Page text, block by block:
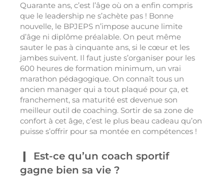
Quarante ans, c’est l’âge où on a enfin compris
que le leadership ne s’achète pas ! Bonne
nouvelle, le BPJEPS n’impose aucune limite
d’âge ni diplôme préalable. On peut même
sauter le pas à cinquante ans, si le cœur et les
jambes suivent. Il faut juste s’organiser pour les
600 heures de formation minimum, un vrai
marathon pédagogique. On connaît tous un
ancien manager qui a tout plaqué pour ça, et
franchement, sa maturité est devenue son
meilleur outil de coaching. Sortir de sa zone de
confort à cet âge, c’est le plus beau cadeau qu’on
puisse s’offrir pour sa montée en compétences !
Est-ce qu’un coach sportif
gagne bien sa vie ?